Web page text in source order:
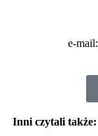
e-mail:
Inni czytali także: